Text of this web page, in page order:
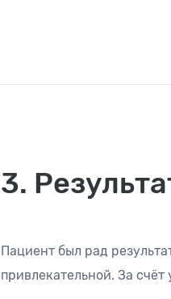
3.
Пациент был рад
привлекательной. За счёт